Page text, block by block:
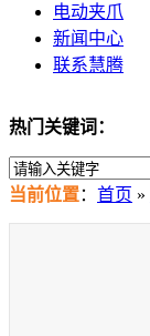
电动夹爪
新闻中心
联系慧腾
热门关键词：
当前位置： 首页 »